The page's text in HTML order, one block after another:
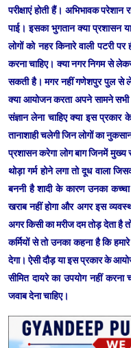
परीक्षाएं होती हैं। अभिभावक परेशान
पाई। इसका भुगतान क्या प्रशासन
लोगों को नहर किनारे वाली पटरी
करना चाहिए। क्या नगर निगम से
सकती है। मगर नहीं गणेशपुर पुल से
क्या आयोजन करता अपने सामने सभी
संज्ञान लेना चाहिए क्या इस
तानाशाही चलेगी जिन लोगों का
प्रशासन करेगा लोग बाग जिनमें
थोड़ा गर्म होने लगा तो दूध वाला
बननी है शादी के कारण उनका
खराब नहीं होगा और अगर इस
अगर किसी का मरीज दम तोड़ देता है
कर्मियों से तो उनका कहना है कि
देगा। ऐसी दौड़ या इस प्रकार के
सीमित दायरे का उपयोग नहीं
जवाब देना चाहिए।